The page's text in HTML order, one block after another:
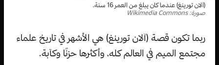
(آلان تورينغ) عندما كان يبلغ من العمر 16 سنة.
صورة: Wikimedia Commons
ربما تكون قصة (آلان تورينغ) هي الأشهر في تاريخ علماء
مجتمع الميم في العالم كله، وأكثرها حزنًا وكآبة.